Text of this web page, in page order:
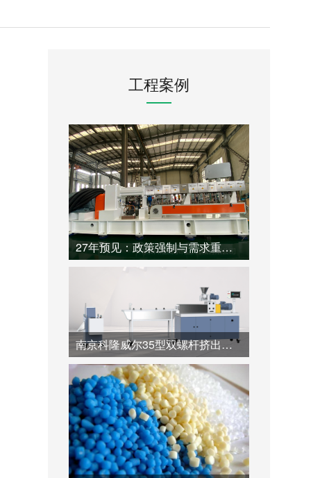
工程案例
27年预见：政策强制与需求重构下，一台高性价比同向双螺杆挤出机如何开启塑料造粒的循环新纪元
南京科隆威尔35型双螺杆挤出机：60:1.帮助全降解材料高价值造粒的专业超长径比解决方案。